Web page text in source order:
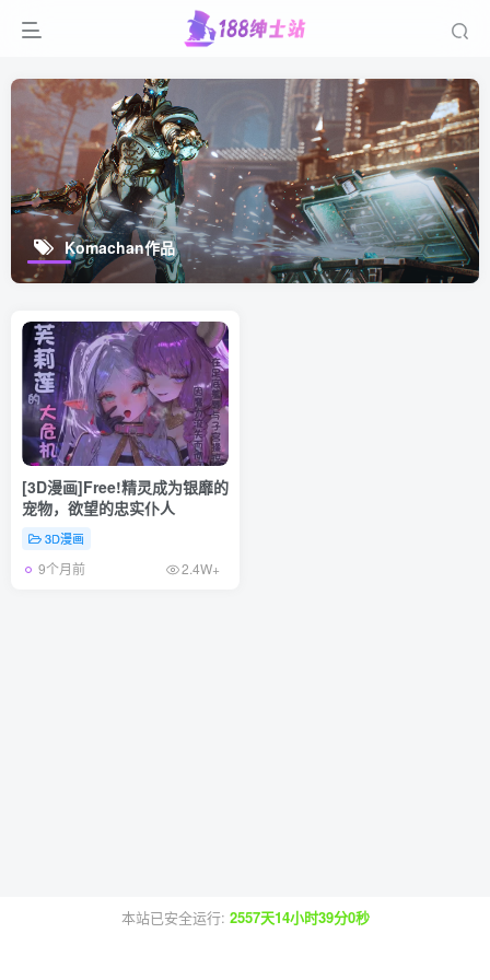
Komachan作品
[3D漫画]Free!精灵成为银靡的
宠物，欲望的忠实仆人
3D漫画
9个月前 2.4W+
本站已安全运行: 2557天14小时39分0秒